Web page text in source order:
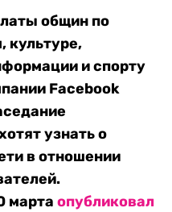
общин по
культуре,
и спорту
Facebook
узнать о
в отношении
марта опубликовал